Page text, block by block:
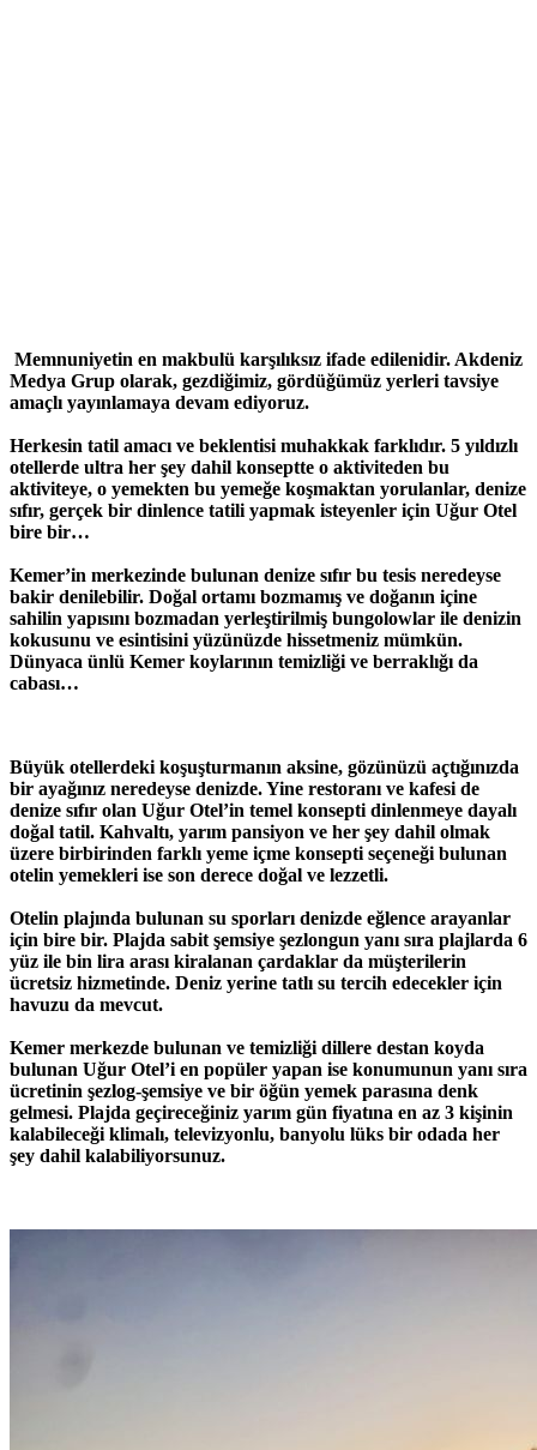
Memnuniyetin en makbulü karşılıksız ifade edilenidir. Akdeniz
Medya Grup olarak, gezdiğimiz, gördüğümüz yerleri tavsiye
amaçlı yayınlamaya devam ediyoruz.
Herkesin tatil amacı ve beklentisi muhakkak farklıdır. 5 yıldızlı
otellerde ultra her şey dahil konseptte o aktiviteden bu
aktiviteye, o yemekten bu yemeğe koşmaktan yorulanlar, denize
sıfır, gerçek bir dinlence tatili yapmak isteyenler için Uğur Otel
bire bir…
Kemer’in merkezinde bulunan denize sıfır bu tesis neredeyse
bakir denilebilir. Doğal ortamı bozmamış ve doğanın içine
sahilin yapısını bozmadan yerleştirilmiş bungolowlar ile denizin
kokusunu ve esintisini yüzünüzde hissetmeniz mümkün.
Dünyaca ünlü Kemer koylarının temizliği ve berraklığı da
cabası…
Büyük otellerdeki koşuşturmanın aksine, gözünüzü açtığınızda
bir ayağınız neredeyse denizde. Yine restoranı ve kafesi de
denize sıfır olan Uğur Otel’in temel konsepti dinlenmeye dayalı
doğal tatil. Kahvaltı, yarım pansiyon ve her şey dahil olmak
üzere birbirinden farklı yeme içme konsepti seçeneği bulunan
otelin yemekleri ise son derece doğal ve lezzetli.
Otelin plajında bulunan su sporları denizde eğlence arayanlar
için bire bir. Plajda sabit şemsiye şezlongun yanı sıra plajlarda 6
yüz ile bin lira arası kiralanan çardaklar da müşterilerin
ücretsiz hizmetinde. Deniz yerine tatlı su tercih edecekler için
havuzu da mevcut.
Kemer merkezde bulunan ve temizliği dillere destan koyda
bulunan Uğur Otel’i en popüler yapan ise konumunun yanı sıra
ücretinin şezlog-şemsiye ve bir öğün yemek parasına denk
gelmesi. Plajda geçireceğiniz yarım gün fiyatına en az 3 kişinin
kalabileceği klimalı, televizyonlu, banyolu lüks bir odada her
şey dahil kalabiliyorsunuz.